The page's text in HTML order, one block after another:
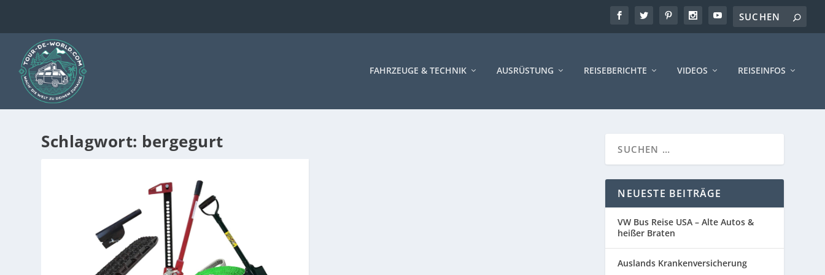
FAHRZEUGE & TECHNIK AUSRÜSTUNG REISEBERICHTE VIDEOS REISEINFOS
Schlagwort: bergegurt
NEUESTE BEITRÄGE
VW Bus Reise USA – Alte Autos &
heißer Braten
Auslands Krankenversicherung